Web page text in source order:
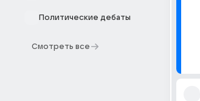
Политические дебаты
Смотреть все